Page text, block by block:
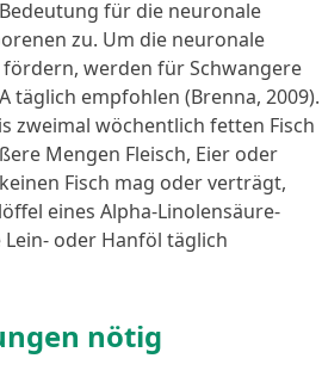
für die neuronale
zu. Um die neuronale
werden für Schwangere
täglich empfohlen (Brenna, 2009).
zweimal wöchentlich fetten Fisch
Mengen Fleisch, Eier oder
Fisch mag oder verträgt,
eines Alpha-Linolensäure-
oder Hanföl täglich
nötig